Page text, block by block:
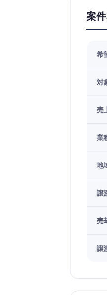
案
希
対
売
業
地
譲
売
譲